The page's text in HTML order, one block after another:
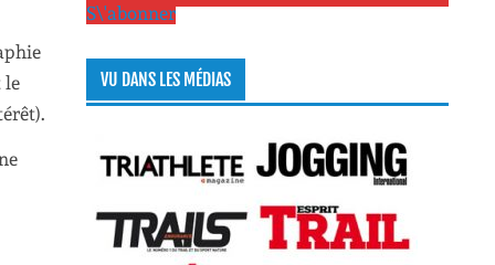
le
S\'abonner
VU DANS LES MÉDIAS